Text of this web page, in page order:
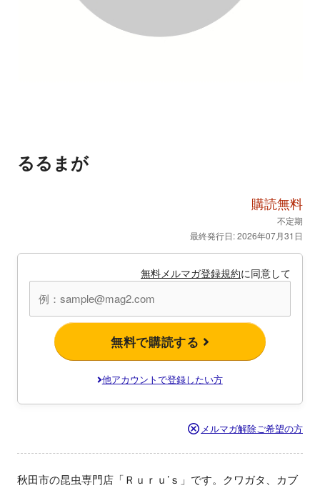
るるまが
購読無料
不定期
最終発行日: 2026年07月31日
無料メルマガ登録規約に同意して
無料で購読する
他アカウントで登録したい方
メルマガ解除ご希望の方
秋田市の昆虫専門店「Ｒｕｒｕ’ｓ」です。クワガタ、カブ